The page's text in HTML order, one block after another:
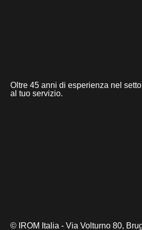
Oltre 45 anni di esperienza nel
al tuo servizio.
© IROM Italia - Via Volturno 80,